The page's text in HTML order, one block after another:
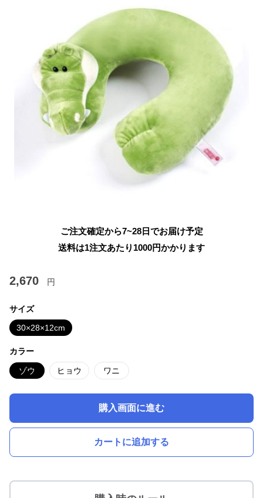
ご注文確定から7~28日でお届け予定
送料は1注文あたり 1000円かかります
2,670 円
サイズ
30×28×12cm
カラー
ゾウ ヒョウ ワニ
購入画面に進む
カートに追加する